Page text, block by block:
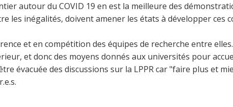
autour du COVID 19 en est la meilleure des
les inégalités, doivent amener les états à développer ces
et en compétition des équipes de recherche entre elles.
et donc des moyens donnés aux universités pour
évacuée des discussions sur la LPPR car "faire plus et